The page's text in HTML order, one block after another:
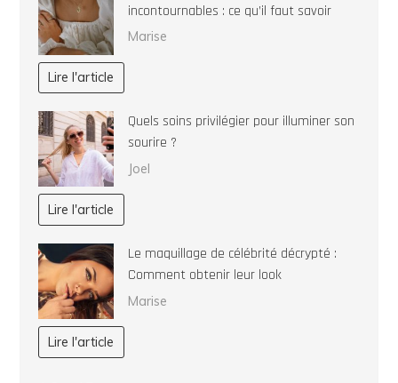
incontournables : ce qu’il faut savoir
Marise
Lire l'article
Quels soins privilégier pour illuminer son
sourire ?
Joel
Lire l'article
Le maquillage de célébrité décrypté :
Comment obtenir leur look
Marise
Lire l'article